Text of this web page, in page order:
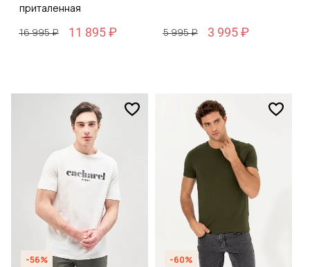
приталенная
16 995 ₽
11 895 ₽ 5 995 ₽ 3 995 ₽
-56% -60%